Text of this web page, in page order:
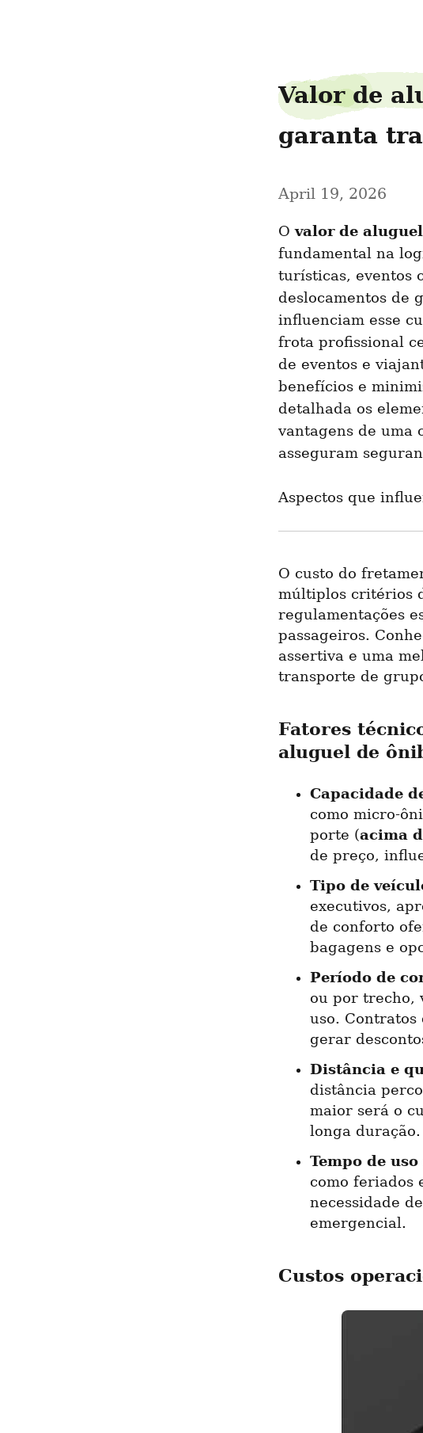
Valor de
garanta
April 19, 2026
O valor de
fundamental na
turísticas, eventos
deslocamentos de
influenciam esse
frota profissional
de eventos e
benefícios e
detalhada os
vantagens de uma
asseguram
Aspectos que
O custo do
múltiplos critérios
regulamentações
passageiros.
assertiva e uma
transporte de
Fatores
aluguel de
Capacidade
como micro-
porte (acima
de preço,
Tipo de
executivos,
de conforto
bagagens e
Período de
ou por trecho,
uso. Contratos
gerar
Distância e
distância
maior será o
longa duração.
Tempo de
como feriados
necessidade
emergencial.
Custos